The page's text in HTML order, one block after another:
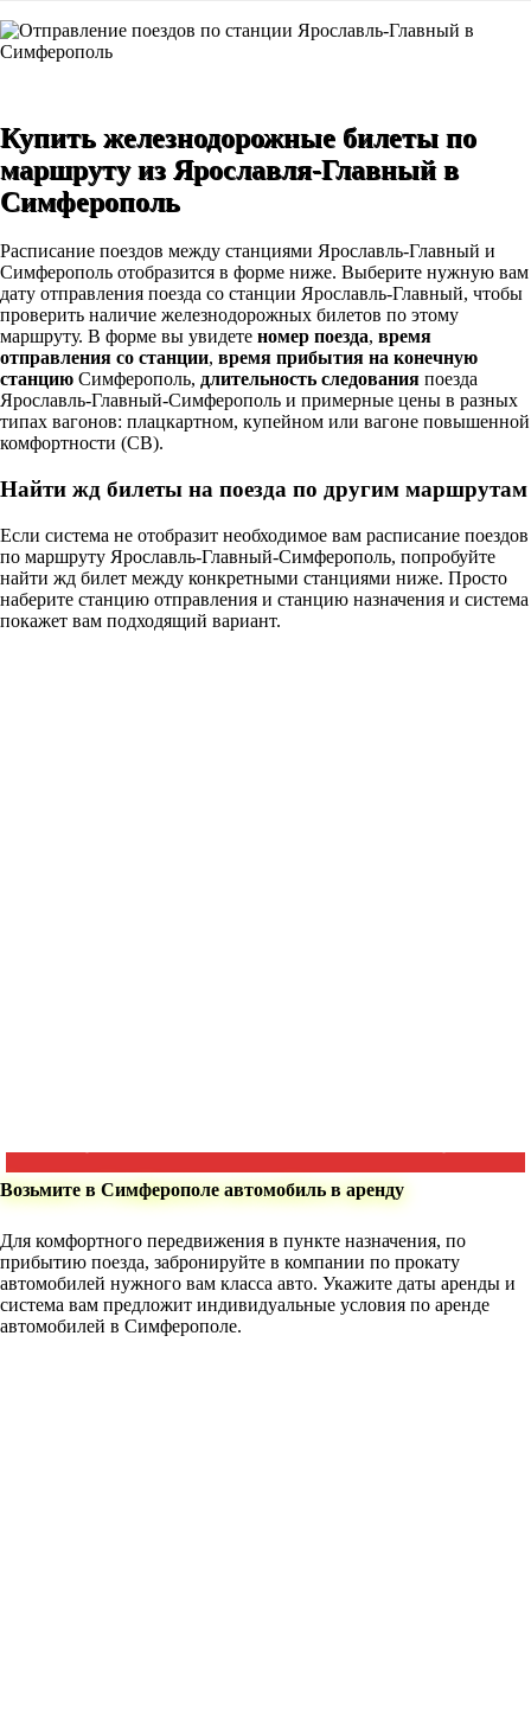
Купить железнодорожные билеты по
маршруту из Ярославля-Главный в
Симферополь
Расписание поездов между станциями Ярославль-Главный и
Симферополь отобразится в форме ниже. Выберите нужную вам
дату отправления поезда со станции Ярославль-Главный, чтобы
проверить наличие железнодорожных билетов по этому
маршруту. В форме вы увидете номер поезда, время
отправления со станции, время прибытия на конечную
станцию Симферополь, длительность следования поезда
Ярославль-Главный-Симферополь и примерные цены в разных
типах вагонов: плацкартном, купейном или вагоне повышенной
комфортности (СВ).
Найти жд билеты на поезда по другим маршрутам
Если система не отобразит необходимое вам расписание поездов
по маршруту Ярославль-Главный-Симферополь, попробуйте
найти жд билет между конкретными станциями ниже. Просто
наберите станцию отправления и станцию назначения и система
покажет вам подходящий вариант.
Возьмите в Симферополе автомобиль в аренду
Для комфортного передвижения в пункте назначения, по
прибытию поезда, забронируйте в компании по прокату
автомобилей нужного вам класса авто. Укажите даты аренды и
система вам предложит индивидуальные условия по аренде
автомобилей в Симферополе.